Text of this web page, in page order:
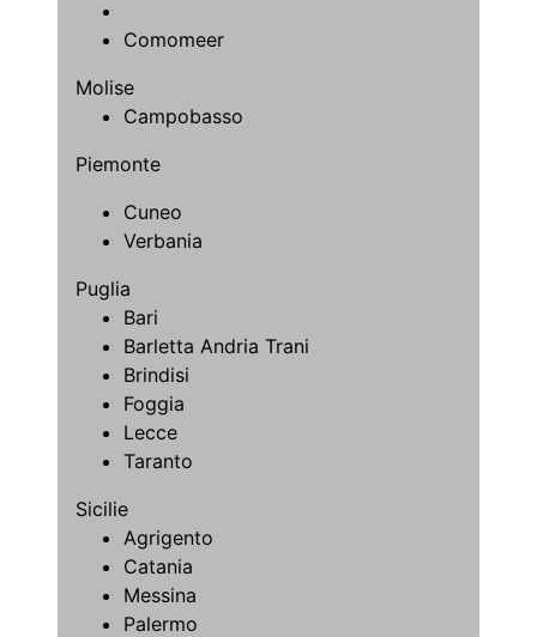
Comomeer
Molise
Campobasso
Piemonte
Cuneo
Verbania
Puglia
Bari
Barletta Andria Trani
Brindisi
Foggia
Lecce
Taranto
Sicilie
Agrigento
Catania
Messina
Palermo